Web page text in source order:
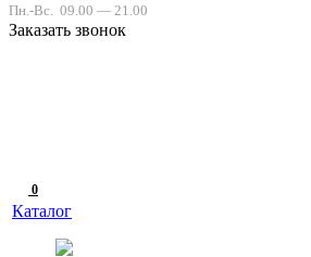
Пн.-Вс. 09.00 — 21.00
Заказать звонок
0
Каталог